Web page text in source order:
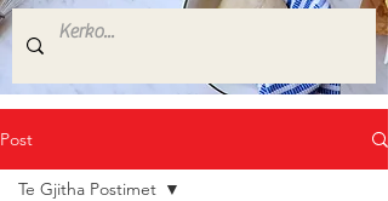
Post
Te Gjitha Postimet